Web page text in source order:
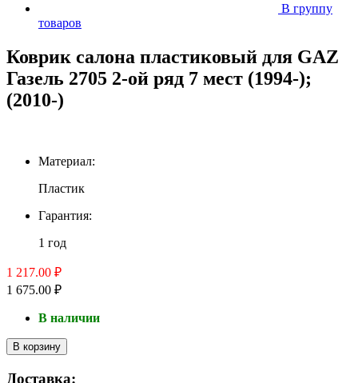
В группу
товаров
Коврик салона пластиковый для GAZ
Газель 2705 2-ой ряд 7 мест (1994-);
(2010-)
Материал:
Пластик
Гарантия:
1 год
1 217.00 ₽
1 675.00 ₽
В наличии
В корзину
Доставка: